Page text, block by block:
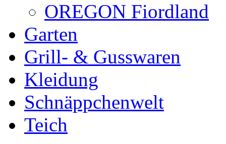
OREGON Fiordland
Garten
Grill- & Gusswaren
Kleidung
Schnäppchenwelt
Teich